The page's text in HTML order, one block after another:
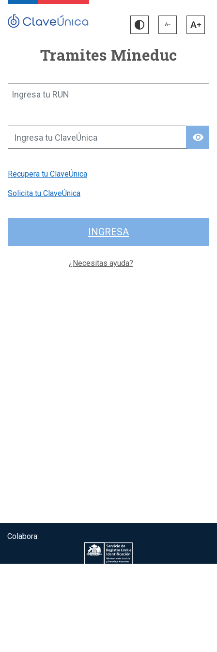
Tramites Mineduc
Ingresa tu RUN
visibility
Ingresa tu ClaveÚnica
Recupera tu ClaveÚnica
Solicita tu ClaveÚnica
INGRESA
¿Necesitas ayuda?
Colabora: